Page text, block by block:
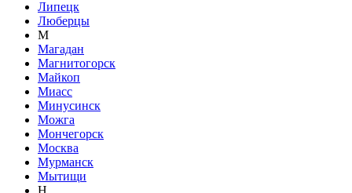
Липецк
Люберцы
М
Магадан
Магнитогорск
Майкоп
Миасс
Минусинск
Можга
Мончегорск
Москва
Мурманск
Мытищи
Н